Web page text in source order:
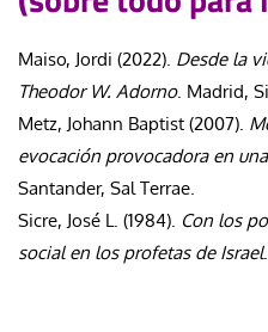
Maiso, Jordi (2022). Desde la
Theodor W. Adorno. Madrid,
Metz, Johann Baptist (2007).
evocación provocadora en
Santander, Sal Terrae.
Sicre, José L. (1984). Con los
social en los profetas de Israel